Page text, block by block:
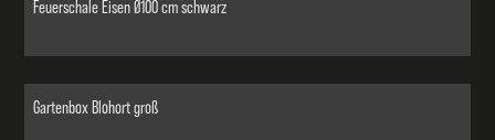
Feuerschale Eisen Ø100 cm schwarz
Gartenbox Blohort groß